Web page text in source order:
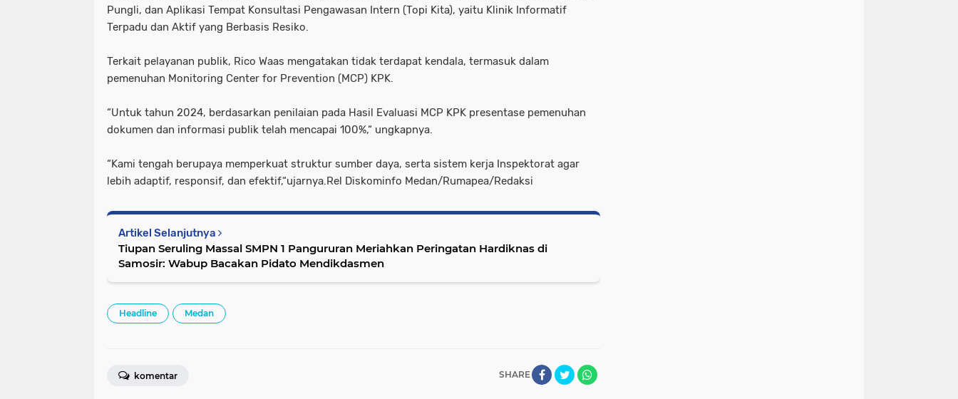
Pungli, dan Aplikasi Tempat Konsultasi Pengawasan Intern (Topi Kita), yaitu Klinik Informatif
Terpadu dan Aktif yang Berbasis Resiko.
Terkait pelayanan publik, Rico Waas mengatakan tidak terdapat kendala, termasuk dalam
pemenuhan Monitoring Center for Prevention (MCP) KPK.
“Untuk tahun 2024, berdasarkan penilaian pada Hasil Evaluasi MCP KPK presentase pemenuhan
dokumen dan informasi publik telah mencapai 100%,“ ungkapnya.
“Kami tengah berupaya memperkuat struktur sumber daya, serta sistem kerja Inspektorat agar
lebih adaptif, responsif, dan efektif,“ujarnya.Rel Diskominfo Medan/Rumapea/Redaksi
Artikel Selanjutnya
Tiupan Seruling Massal SMPN 1 Pangururan Meriahkan Peringatan Hardiknas di
Samosir: Wabup Bacakan Pidato Mendikdasmen
Headline Medan
SHARE
komentar